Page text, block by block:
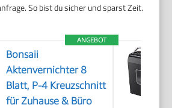
So bist du sicher und sparst Zeit.
ANGEBOT
Bonsaii
Aktenvernichter 8
Blatt, P-4 Kreuzschnitt
für Zuhause & Büro